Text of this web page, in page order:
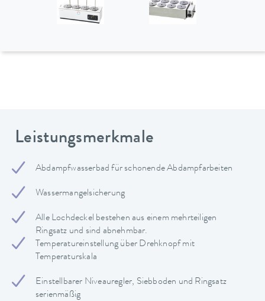
Leistungsmerkmale
Abdampfwasserbad für schonende Abdampfarbeiten
Wassermangelsicherung
Alle Lochdeckel bestehen aus einem mehrteiligen
Ringsatz und sind abnehmbar.
Temperatureinstellung über Drehknopf mit
Temperaturskala
Einstellbarer Niveauregler, Siebboden und Ringsatz
serienmäßig